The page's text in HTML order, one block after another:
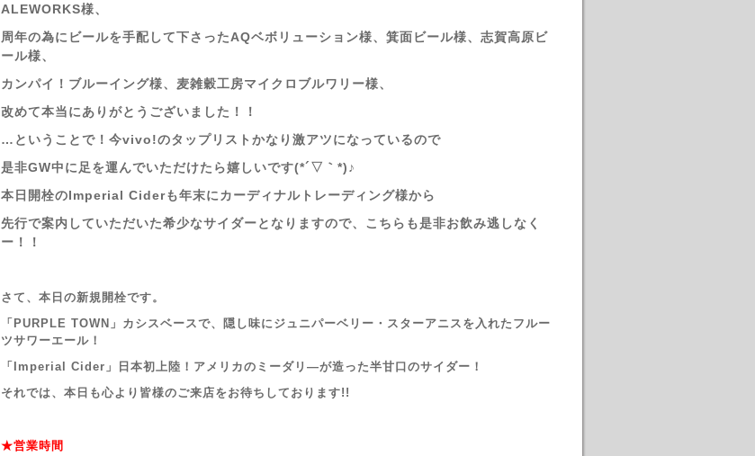
ALEWORKS様、
周年の為にビールを手配して下さったAQベボリューション様、箕面ビール様、志賀高原ビ
ール様、
カンパイ！ブルーイング様、麦雑穀工房マイクロブルワリー様、
改めて本当にありがとうございました！！
…ということで！今vivo!のタップリストかなり激アツになっているので
是非GW中に足を運んでいただけたら嬉しいです(*´▽｀*)♪
本日開栓のImperial Ciderも年末にカーディナルトレーディング様から
先行で案内していただいた希少なサイダーとなりますので、こちらも是非お飲み逃しなく
ー！！
さて、本日の新規開栓です。
「PURPLE TOWN」カシスベースで、隠し味にジュニパーベリー・スターアニスを入れたフルー
ツサワーエール！
「Imperial Cider」日本初上陸！アメリカのミーダリ―が造った半甘口のサイダー！
それでは、本日も心より皆様のご来店をお待ちしております!!
★営業時間